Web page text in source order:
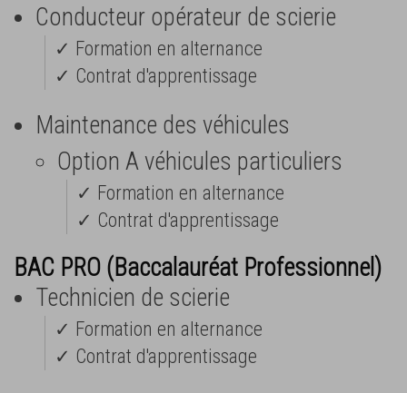
Conducteur opérateur de scierie
✓ Formation en alternance
✓ Contrat d'apprentissage
Maintenance des véhicules
Option A véhicules particuliers
✓ Formation en alternance
✓ Contrat d'apprentissage
BAC PRO (Baccalauréat Professionnel)
Technicien de scierie
✓ Formation en alternance
✓ Contrat d'apprentissage